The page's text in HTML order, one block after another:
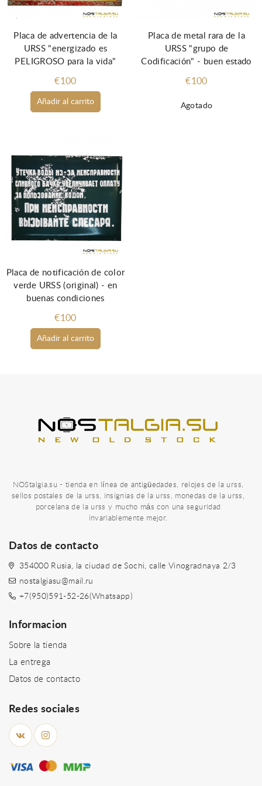
Añadir al carrito
Placa de advertencia de la
URSS "energizado es
PELIGROSO para la vida"
€100
Agotado
Placa de metal rara de la
URSS "grupo de
Codificación" - buen estado
€100
Añadir al carrito
Placa de notificación de color
verde URSS (original) - en
buenas condiciones
€100
NOStalgia.su - tienda en línea de antigüedades, relojes de la urss,
sellos postales de la urss, insignias de la urss, monedas de la urss,
porcelana de la urss y mucho más con una seguridad
invariablemente mejor.
Datos de contacto
354000 Rusia, la ciudad de Sochi, calle Vinogradnaya 2/3
nostalgiasu@mail.ru
+7(950)591-52-26(Whatsapp)
Informacion
Sobre la tienda
La entrega
Datos de contacto
Redes sociales